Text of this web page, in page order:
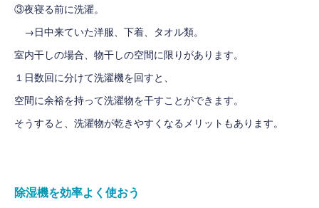
③夜寝る前に洗濯。
→日中来ていた洋服、下着、タオル類。
室内干しの場合、物干しの空間に限りがあります。
１日数回に分けて洗濯機を回すと、
空間に余裕を持って洗濯物を干すことができます。
そうすると、洗濯物が乾きやすくなるメリットもあります。
除湿機を効率よく使おう